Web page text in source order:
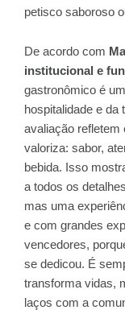
petisco saboroso
De acordo com
institucional e
gastronômico é
hospitalidade e da
avaliação refletem
valoriza: sabor,
bebida. Isso
a todos os
mas uma
e com grandes
vencedores,
se dedicou. É
transforma vidas,
laços com a